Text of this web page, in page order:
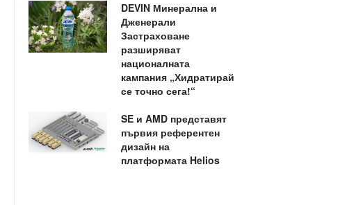
DEVIN Минерална и
Дженерали
Застраховане
разширяват
националната
кампания „Хидратирай
се точно сега!“
SE и AMD представят
първия референтен
дизайн на
платформата Helios